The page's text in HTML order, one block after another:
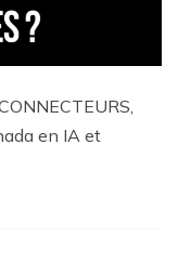
en IA et